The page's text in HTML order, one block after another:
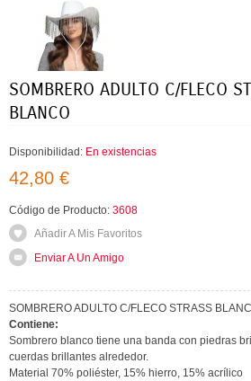
SOMBRERO ADULTO C/FLECO
BLANCO
Disponibilidad: En existencias
42,80 €
Código de Producto: 3608
Añadir A Mis Favoritos
Enviar A Un Amigo
SOMBRERO ADULTO C/FLECO STRASS
Contiene:
Sombrero blanco tiene una banda con piedras
cuerdas brillantes alrededor.
Material 70% poliéster, 15% hierro, 15% acrílico